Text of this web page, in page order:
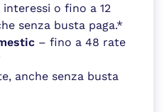
o fino a 12
senza busta paga.*
– fino a 48 rate
anche senza busta